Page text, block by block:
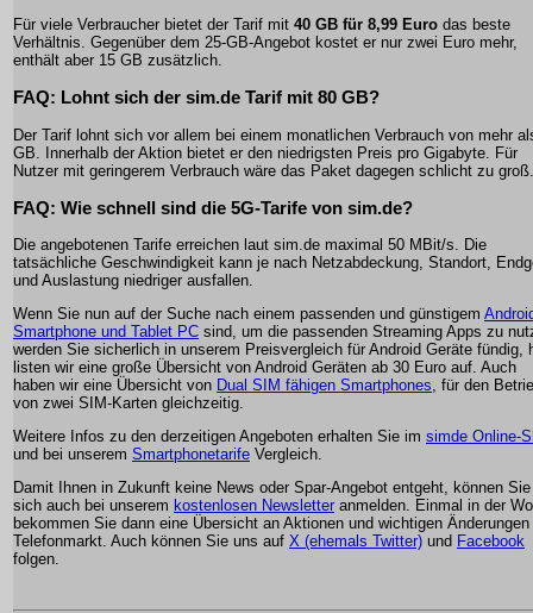
Für viele Verbraucher bietet der Tarif mit 40 GB für 8,99 Euro das beste
Verhältnis. Gegenüber dem 25-GB-Angebot kostet er nur zwei Euro mehr,
enthält aber 15 GB zusätzlich.
FAQ: Lohnt sich der sim.de Tarif mit 80 GB?
Der Tarif lohnt sich vor allem bei einem monatlichen Verbrauch von mehr
GB. Innerhalb der Aktion bietet er den niedrigsten Preis pro Gigabyte. Für
Nutzer mit geringerem Verbrauch wäre das Paket dagegen schlicht zu groß.
FAQ: Wie schnell sind die 5G-Tarife von sim.de?
Die angebotenen Tarife erreichen laut sim.de maximal 50 MBit/s. Die
tatsächliche Geschwindigkeit kann je nach Netzabdeckung, Standort,
und Auslastung niedriger ausfallen.
Wenn Sie nun auf der Suche nach einem passenden und günstigem
Smartphone und Tablet PC sind, um die passenden Streaming Apps zu
werden Sie sicherlich in unserem Preisvergleich für Android Geräte fündig,
listen wir eine große Übersicht von Android Geräten ab 30 Euro auf. Auch
haben wir eine Übersicht von Dual SIM fähigen Smartphones, für den
von zwei SIM-Karten gleichzeitig.
Weitere Infos zu den derzeitigen Angeboten erhalten Sie im simde Online-
und bei unserem Smartphonetarife Vergleich.
Damit Ihnen in Zukunft keine News oder Spar-Angebot entgeht, können Sie
sich auch bei unserem kostenlosen Newsletter anmelden. Einmal in der
bekommen Sie dann eine Übersicht an Aktionen und wichtigen
Telefonmarkt. Auch können Sie uns auf X (ehemals Twitter) und Facebook
folgen.